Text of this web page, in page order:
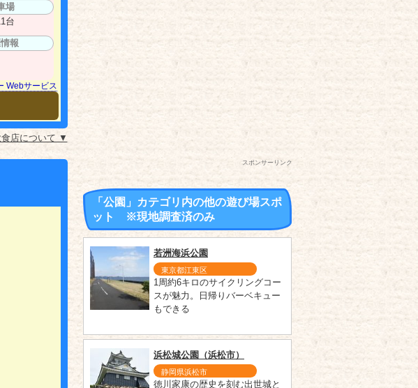
場
台
報
Webサービス
店について ▼
スポンサーリンク
「公園」カテゴリ内の他の遊び場スポ
ット ※現地調査済のみ
若洲海浜公園
東京都江東区
1周約6キロのサイクリングコー
スが魅力。日帰りバーベキュー
もできる
浜松城公園（浜松市）
静岡県浜松市
徳川家康の歴史を刻む出世城と